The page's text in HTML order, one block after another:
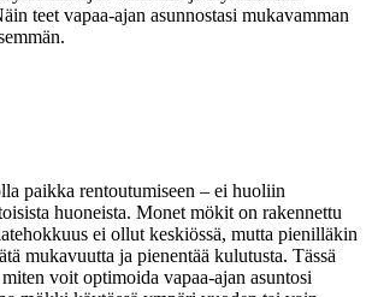
teet vapaa-ajan asunnostasi mukavamman
paikka rentoutumiseen – ei huoliin
huoneista. Monet mökit on rakennettu
ei ollut keskiössä, mutta pienilläkin
mukavuutta ja pienentää kulutusta. Tässä
voit optimoida vapaa-ajan asuntosi